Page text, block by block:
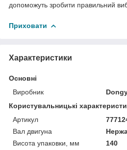
допоможуть зробити правильний
Приховати
Характеристики
Основні
Виробник
Користувальницькі
Артикул
Вал двигуна
Висота упаковки, мм
140